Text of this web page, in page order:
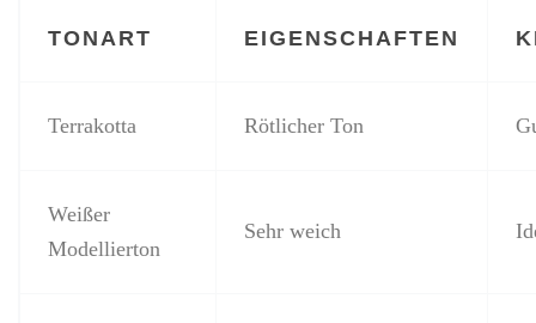
TONART EIGENSCHAFTEN
Terrakotta Rötlicher Ton
Weißer
Modellierton
Sehr weich